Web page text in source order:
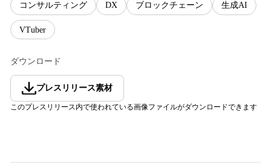
コンサルティング DX ブロックチェーン 生成AI
VTuber
ダウンロード
プレスリリース素材
このプレスリリース内で使われている画像ファイルがダウンロードできます